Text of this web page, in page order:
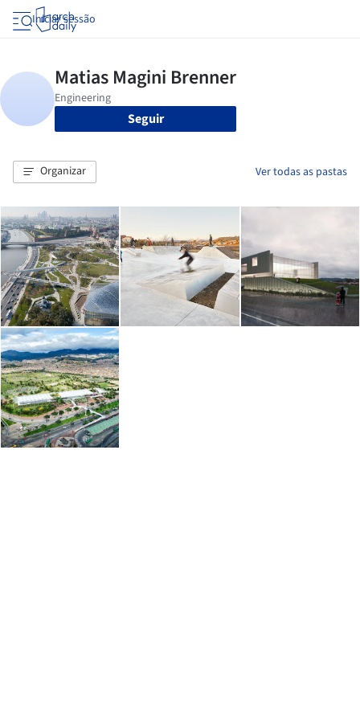
Iniciar sessão
Seguir
Organizar Ver todas as pastas